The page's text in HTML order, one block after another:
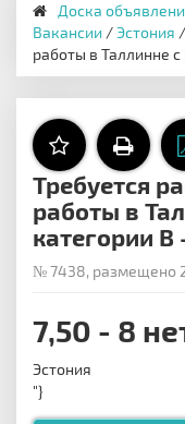
Доска
Вакансии /Эстония
работы в Таллинне
Требуется
работы в
категории В
№ 7438, размещено
7,50 - 8
Эстония
"}